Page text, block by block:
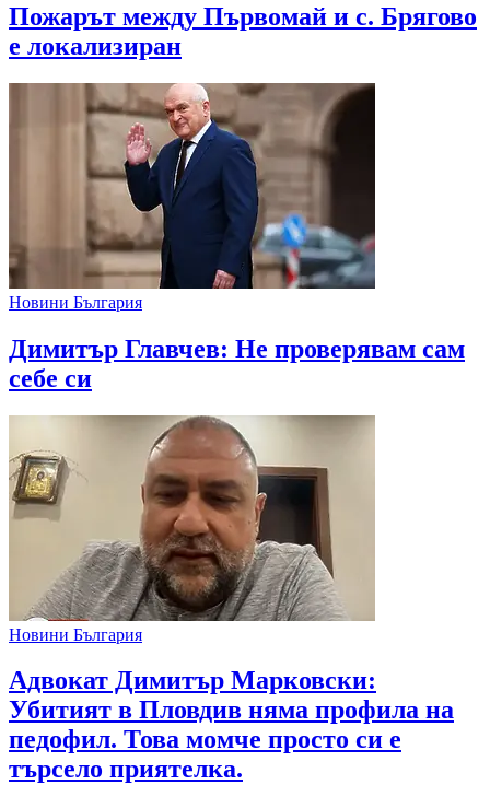
Пожарът между Първомай и с. Брягово
е локализиран
Новини България
Димитър Главчев: Не проверявам сам
себе си
Новини България
Адвокат Димитър Марковски:
Убитият в Пловдив няма профила на
педофил. Това момче просто си е
търсело приятелка.